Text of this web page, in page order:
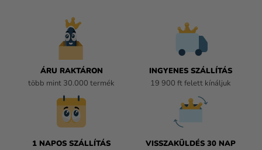
ÁRU RAKTÁRON
több mint 30.000 termék
INGYENES SZÁLLÍTÁS
19 900 ft felett kínáljuk
1 NAPOS SZÁLLÍTÁS
VISSZAKÜLDÉS 30 NAP